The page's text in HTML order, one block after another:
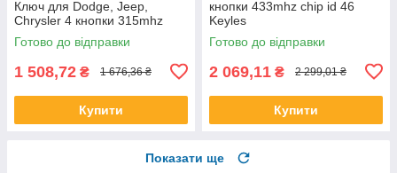
Ключ для Dodge, Jeep,
Chrysler 4 кнопки 315mhz
Готово до відправки
1 508,72 ₴ 1 676,36 ₴
Купити
кнопки 433mhz chip id 46
Keyles
Готово до відправки
2 069,11 ₴ 2 299,01 ₴
Купити
Показати ще